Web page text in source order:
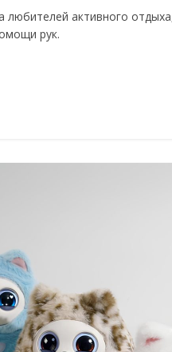
любителей активного
рук.